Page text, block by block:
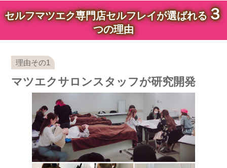
セルフマツエク専門店セルフレイが選ばれる３
つの理由
マツエクサロンスタッフが研究開発